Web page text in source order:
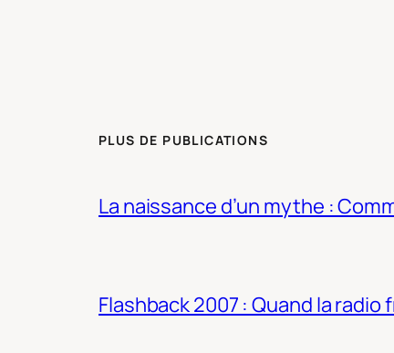
PLUS DE PUBLICATIONS
La naissance d’un mythe :
Flashback 2007 : Quand la